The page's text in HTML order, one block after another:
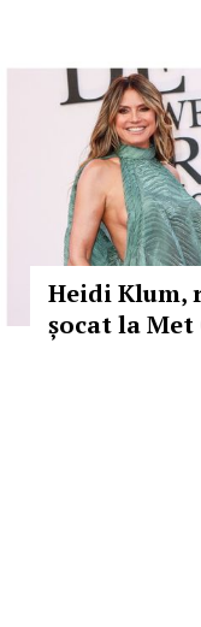
Heidi Klum,
șocat la Met